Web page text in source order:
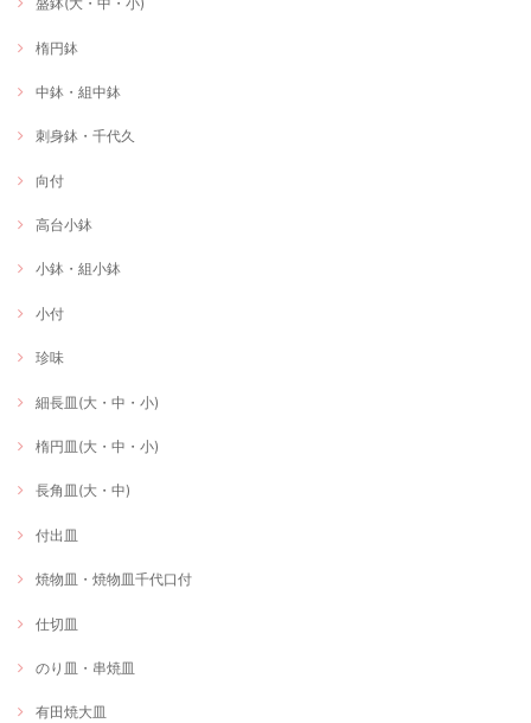
楕円鉢
中鉢・組中鉢
刺身鉢・千代久
向付
高台小鉢
小鉢・組小鉢
小付
珍味
細長皿(大・中・小)
楕円皿(大・中・小)
長角皿(大・中)
付出皿
焼物皿・焼物皿千代口付
仕切皿
のり皿・串焼皿
有田焼大皿